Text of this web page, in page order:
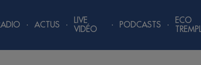
ACTUS
LIVE
VIDÉO
PODCASTS
ECO